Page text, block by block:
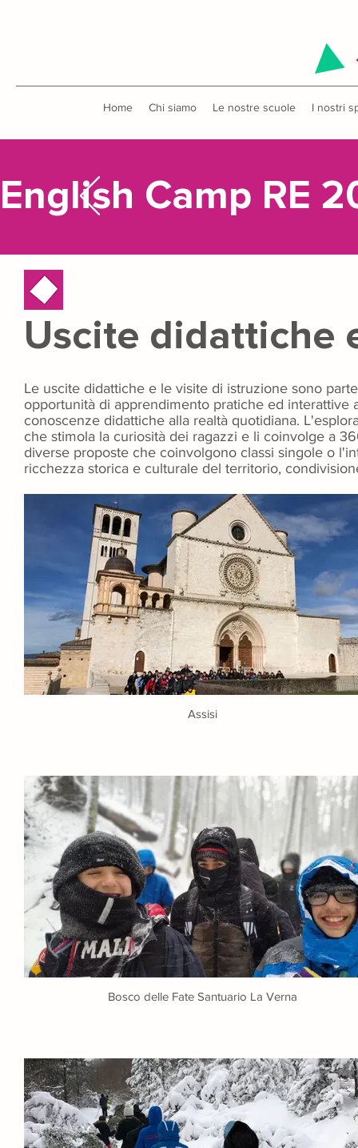
Home Chi siamo Le nostre scuole I nostri
English Camp RE
Uscite didattiche
Le uscite didattiche e le visite di istruzione sono
opportunità di apprendimento pratiche ed
conoscenze didattiche alla realtà quotidiana.
che stimola la curiosità dei ragazzi e li coinvolge a
diverse proposte che coinvolgono classi singole o
ricchezza storica e culturale del territorio,
Assisi
Bosco delle Fate Santuario La Verna